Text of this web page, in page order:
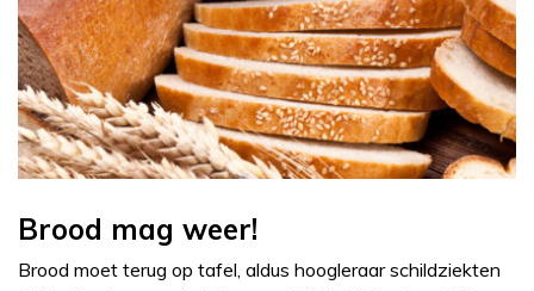
Brood mag weer!
Brood moet terug op tafel, aldus hoogleraar schildziekten